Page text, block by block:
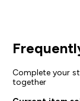
Complete your
together